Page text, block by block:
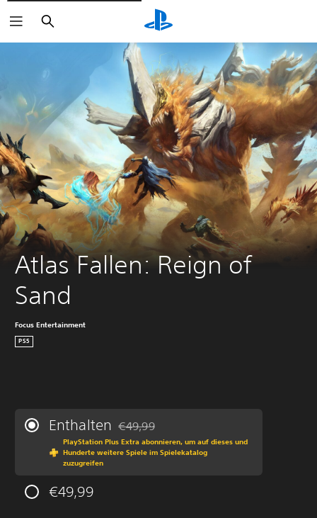
Suchen
Atlas Fallen: Reign of
Sand
Focus Entertainment
PS5
Enthalten Preisnachlass gegenüber dem
€49,99
PlayStation Plus Extra abonnieren, um auf dieses und
Hunderte weitere Spiele im Spielekatalog
zuzugreifen
€49,99